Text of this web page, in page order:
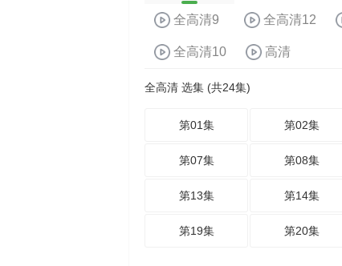
全高清9 全高清12
全高清10 高清
全高清 选集 (共24集)
第01集 第02集
第07集 第08集
第13集 第14集
第19集 第20集